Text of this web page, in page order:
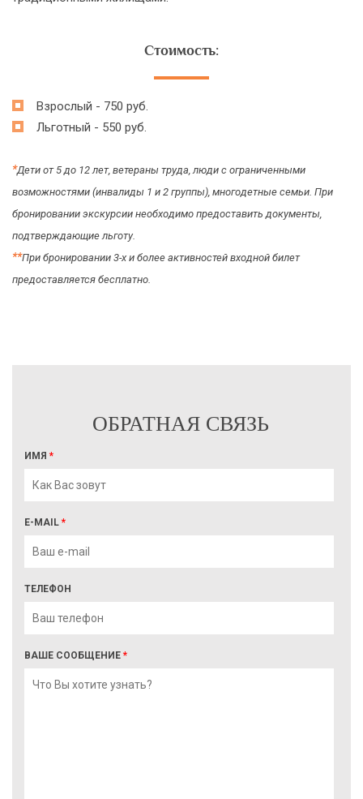
Стоимость:
Взрослый - 750 руб.
Льготный - 550 руб.
*Дети от 5 до 12 лет, ветераны труда, люди с ограниченными
возможностями (инвалиды 1 и 2 группы), многодетные семьи. При
бронировании экскурсии необходимо предоставить документы,
подтверждающие льготу.
**При бронировании 3-х и более активностей входной билет
предоставляется бесплатно.
ОБРАТНАЯ СВЯЗЬ
ИМЯ *
E-MAIL *
ТЕЛЕФОН
ВАШЕ СООБЩЕНИЕ *